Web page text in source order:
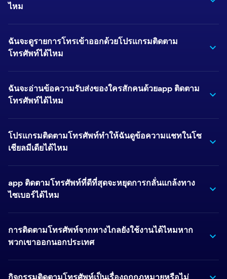
ไหม
ฉันจะดูรายการโทรเข้าออกด้วยโปรแกรมติดตาม
โทรศัพท์ได้ไหม
ฉันจะอ่านข้อความรับส่งของใครสักคนด้วยapp ติดตาม
โทรศัพท์ได้ไหม
โปรแกรมติดตามโทรศัพท์ทำให้ฉันดูข้อความแชทในโซ
เชียลมีเดียได้ไหม
app ติดตามโทรศัพท์ที่ดีที่สุดจะหยุดการกลั่นแกล้งทาง
ไซเบอร์ได้ไหม
การติดตามโทรศัพท์จากทางไกลยังใช้งานได้ไหมหาก
พวกเขาออกนอกประเทศ